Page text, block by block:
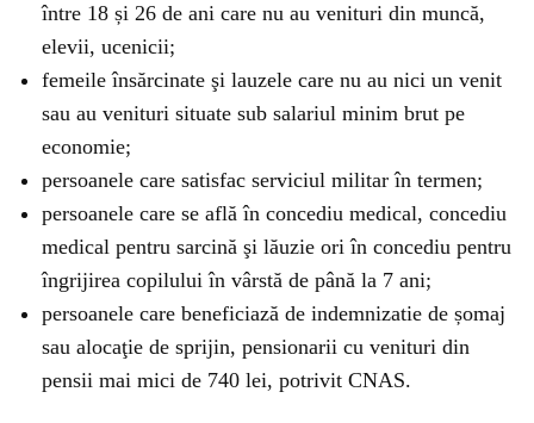
între 18 și 26 de ani care nu au venituri din muncă,
elevii, ucenicii;
femeile însărcinate şi lauzele care nu au nici un venit
sau au venituri situate sub salariul minim brut pe
economie;
persoanele care satisfac serviciul militar în termen;
persoanele care se află în concediu medical, concediu
medical pentru sarcină şi lăuzie ori în concediu pentru
îngrijirea copilului în vârstă de până la 7 ani;
persoanele care beneficiază de indemnizatie de șomaj
sau alocaţie de sprijin, pensionarii cu venituri din
pensii mai mici de 740 lei, potrivit CNAS.